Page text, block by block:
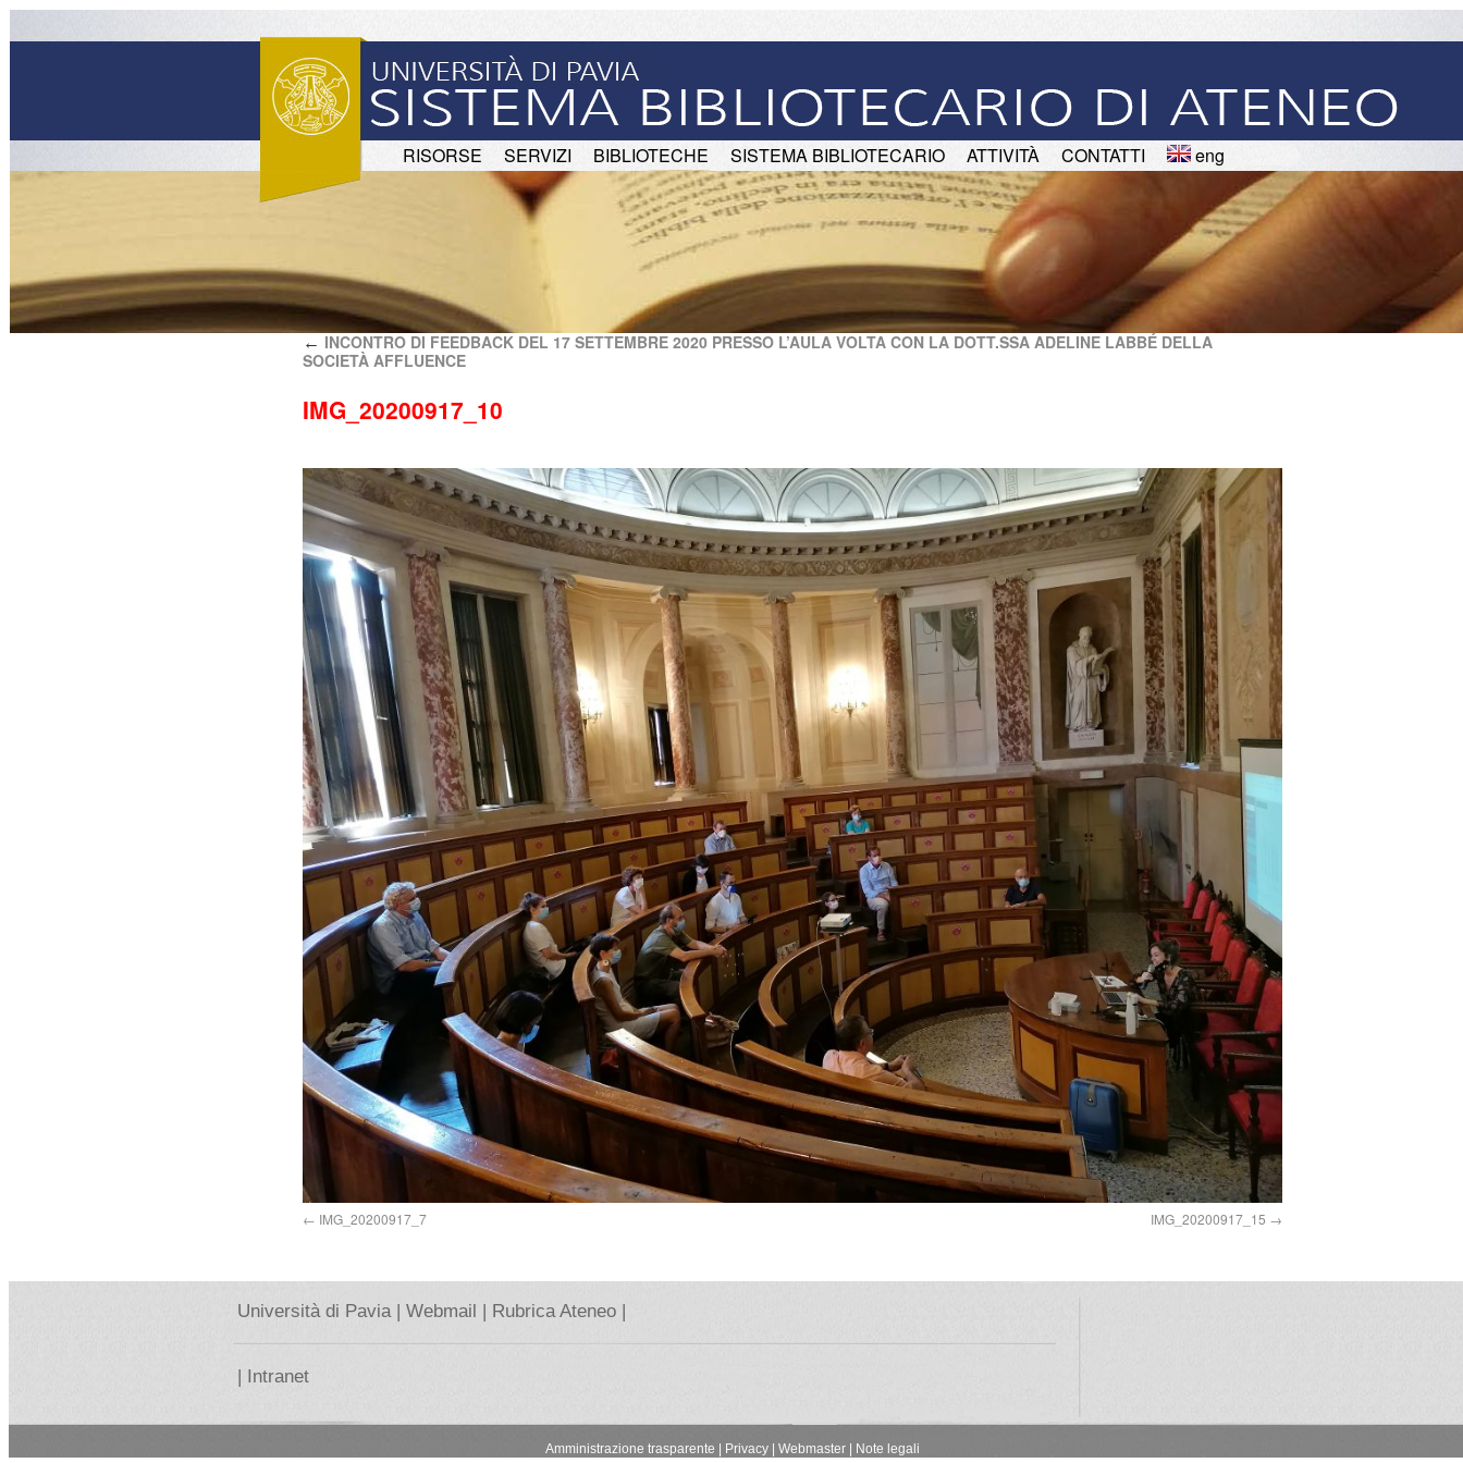
RISORSE SERVIZI BIBLIOTECHE SISTEMA BIBLIOTECARIO ATTIVITÀ CONTATTI eng
← INCONTRO DI FEEDBACK DEL 17 SETTEMBRE 2020 PRESSO L’AULA VOLTA CON LA DOTT.SSA ADELINE LABBÉ DELLA
SOCIETÀ AFFLUENCE
IMG_20200917_10
IMG_20200917_7 IMG_20200917_15
Università di Pavia | Webmail | Rubrica Ateneo |
| Intranet
Amministrazione trasparente Privacy | Webmaster | Note legali